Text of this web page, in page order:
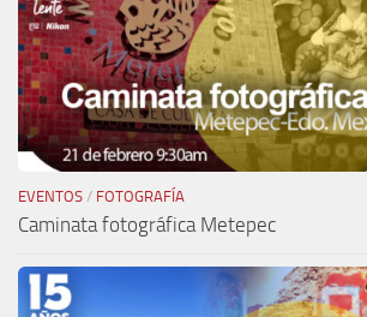
EVENTOS / FOTOGRAFÍA
Caminata fotográfica Metepec